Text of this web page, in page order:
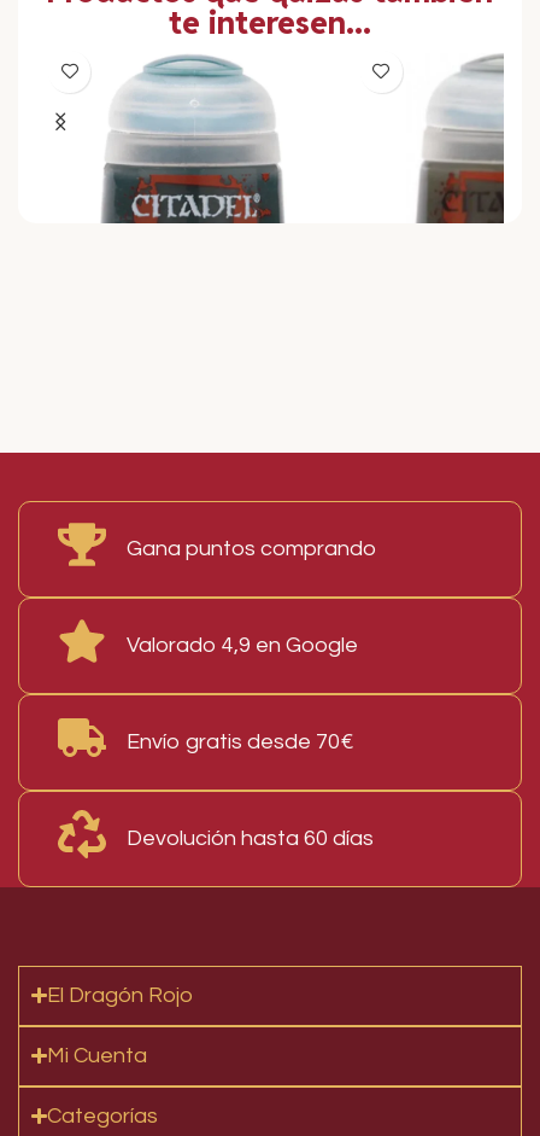
te interesen...
AÑADIR AL CARRITO AÑADIR AL CARRITO
Gana puntos comprando
Valorado 4,9 en Google
Envío gratis desde 70€
Devolución hasta 60 días
El Dragón Rojo
Mi Cuenta
Categorías